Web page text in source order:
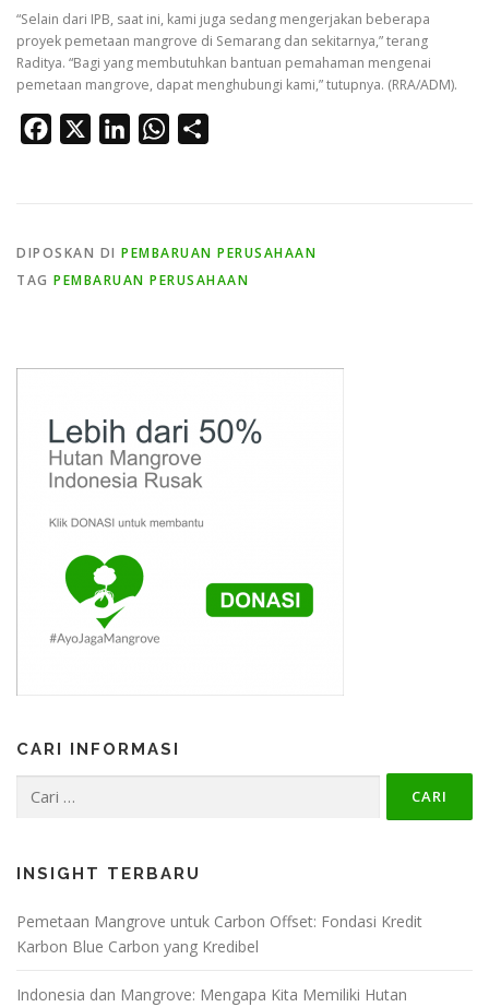
“Selain dari IPB, saat ini, kami juga sedang mengerjakan beberapa
proyek pemetaan mangrove di Semarang dan sekitarnya,” terang
Raditya. “Bagi yang membutuhkan bantuan pemahaman mengenai
pemetaan mangrove, dapat menghubungi kami,” tutupnya. (RRA/ADM).
Facebook LinkedInWhatsApp
DIPOSKAN DI PEMBARUAN PERUSAHAAN
TAG PEMBARUAN PERUSAHAAN
CARI INFORMASI
untuk:
INSIGHT TERBARU
Pemetaan Mangrove untuk Carbon Offset: Fondasi Kredit
Karbon Blue Carbon yang Kredibel
Indonesia dan Mangrove: Mengapa Kita Memiliki Hutan